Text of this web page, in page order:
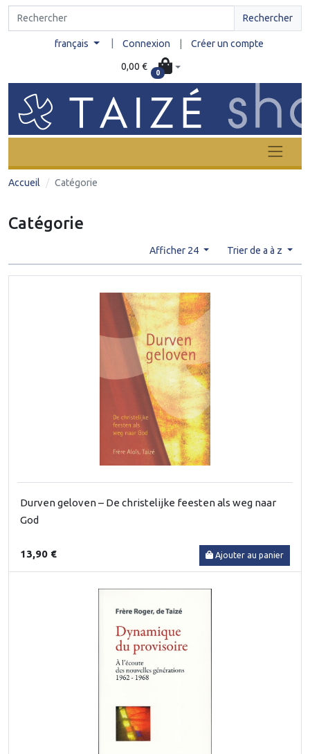
Rechercher
français Connexion Créer un compte
0,00 €
0
Accueil Catégorie
Catégorie
Afficher 24 Trier de a à z
Durven geloven – De christelijke feesten als weg naar
God
13,90 € Ajouter au panier